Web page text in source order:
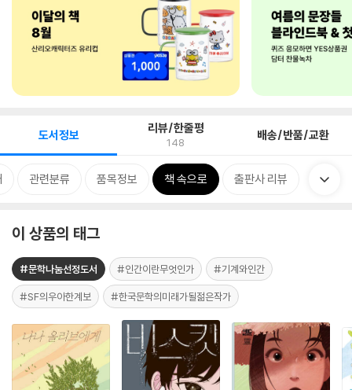
도서정보 리뷰/한줄평
148 배송/반품/교환
관련분류 품목정보 책 속으로 출판사 리뷰
이 상품의 태그
#문학나눔선정도서 #인간이란무엇인가 #기계와인간
#SF의우아한계보 #한국문학의미래가될젊은작가